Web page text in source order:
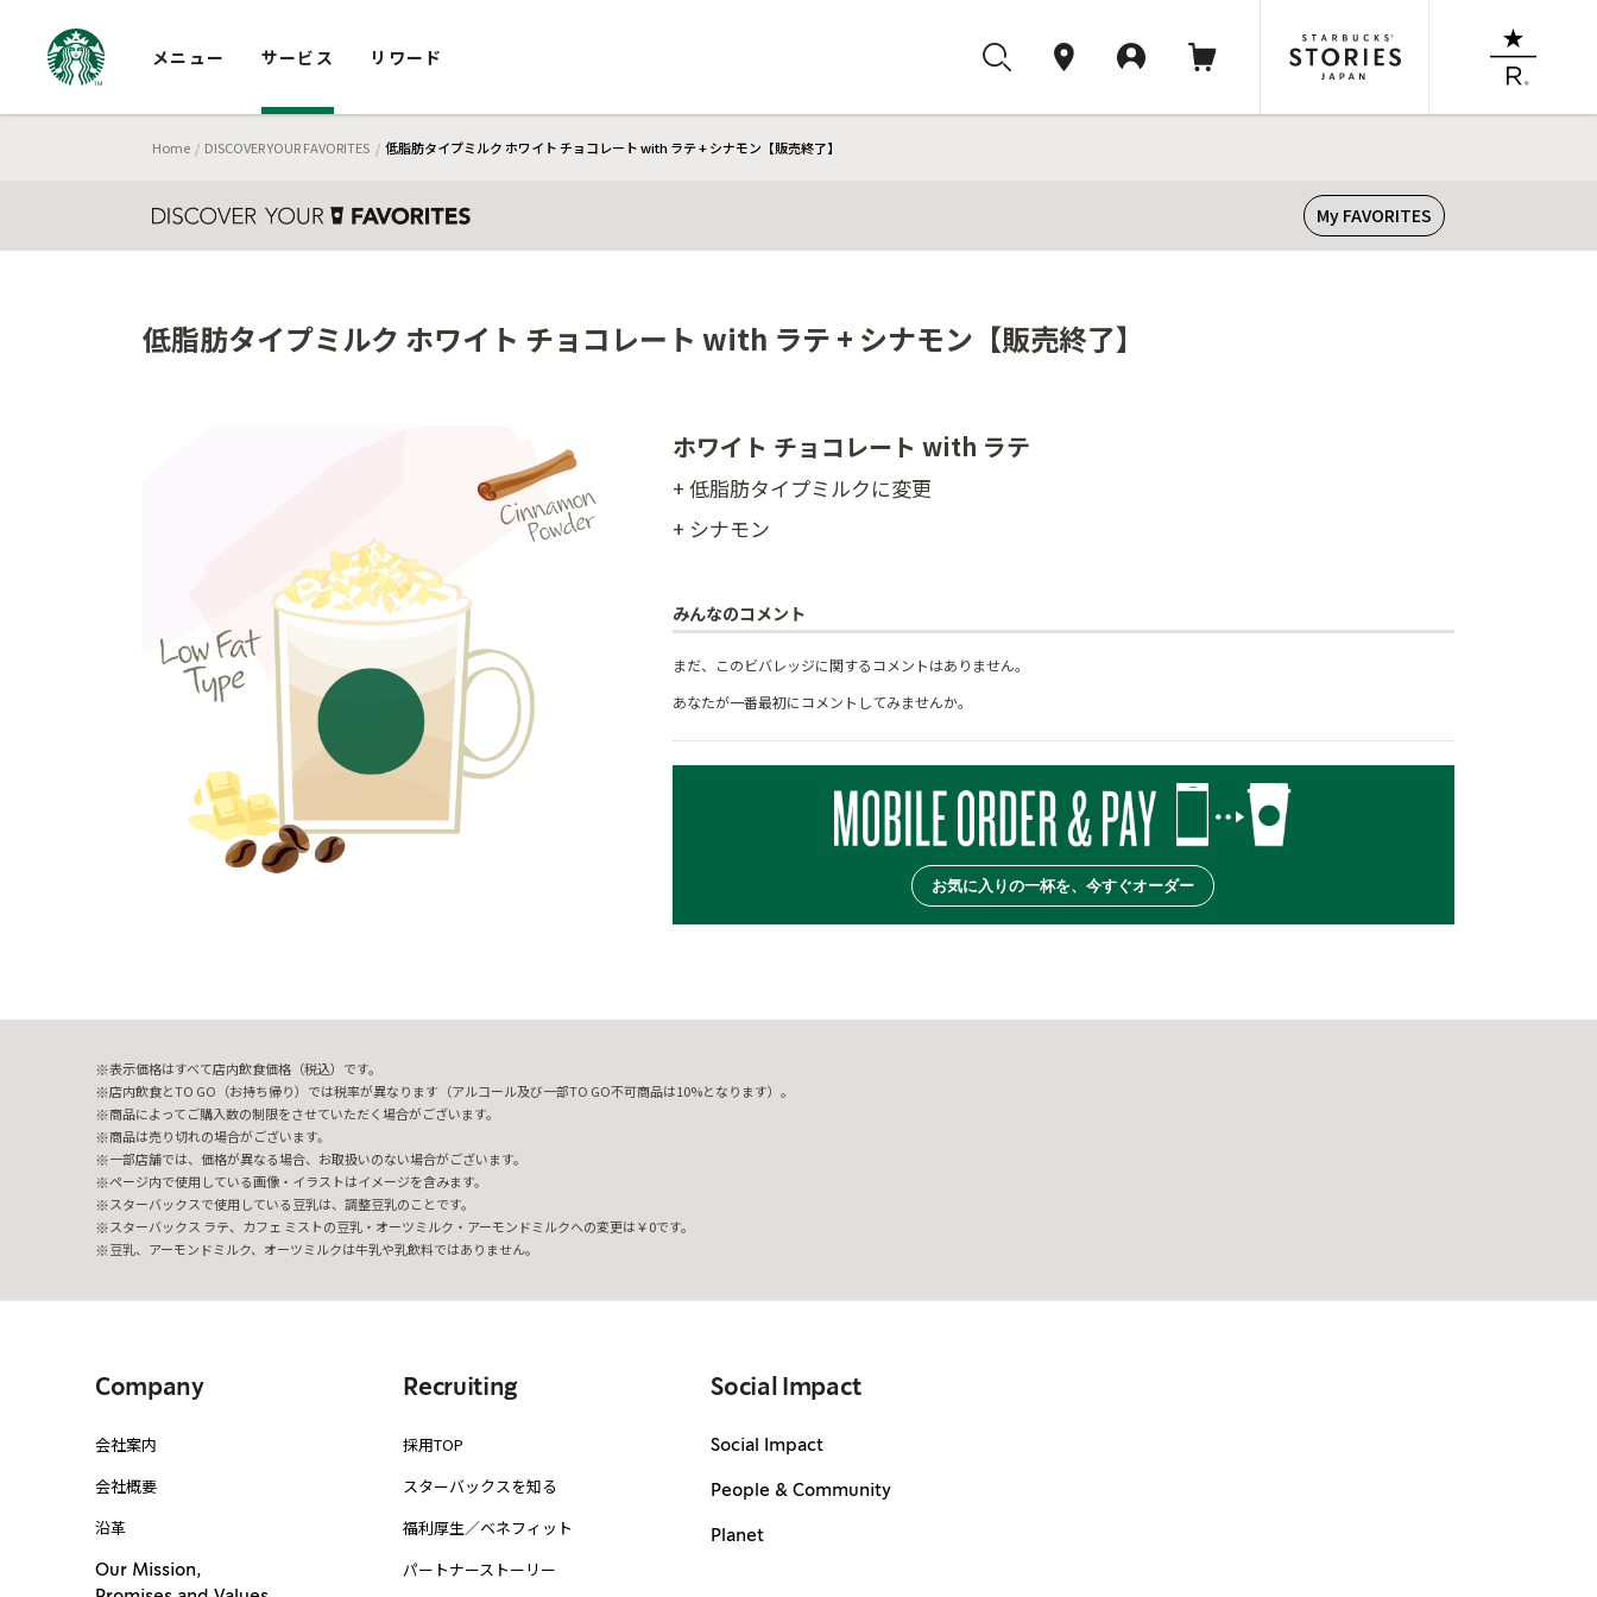
メニュー サービス リワード
Home DISCOVER YOUR FAVORITES 低脂肪タイプミルク ホワイト チョコレート with ラテ + シナモン【販売終了】
My FAVORITES
低脂肪タイプミルク ホワイト チョコレート with ラテ + シナモン【販売終了】
ホワイト チョコレート with ラテ
+ 低脂肪タイプミルクに変更
+ シナモン
みんなのコメント
まだ、このビバレッジに関するコメントはありません。
あなたが一番最初にコメントしてみませんか。
お気に入りの一杯を、今すぐオーダー
表示価格はすべて店内飲食価格（税込）です。
店内飲食とTO GO（お持ち帰り）では税率が異なります（アルコール及び一部TO GO不可商品は10%となります）。
商品によってご購入数の制限をさせていただく場合がございます。
商品は売り切れの場合がございます。
一部店舗では、価格が異なる場合、お取扱いのない場合がございます。
ページ内で使用している画像・イラストはイメージを含みます。
スターバックスで使用している豆乳は、調整豆乳のことです。
スターバックス ラテ、カフェ ミストの豆乳・オーツミルク・アーモンドミルクへの変更は￥0です。
豆乳、アーモンドミルク、オーツミルクは牛乳や乳飲料ではありません。
Company
会社案内
会社概要
沿革
Our Mission,
Recruiting
採用TOP
スターバックスを知る
福利厚生／ベネフィット
パートナーストーリー
Social Impact
Social Impact
People & Community
Planet